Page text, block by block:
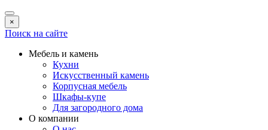
×
Поиск на сайте
Мебель и камень
Кухни
Искусственный камень
Корпусная мебель
Шкафы-купе
Для загородного дома
О компании